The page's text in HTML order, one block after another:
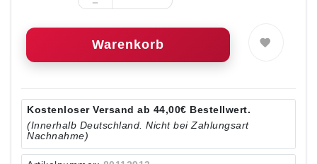
Warenkorb
Kostenloser Versand ab 44,00€ Bestellwert.
(Innerhalb Deutschland. Nicht bei Zahlungsart
Nachnahme)